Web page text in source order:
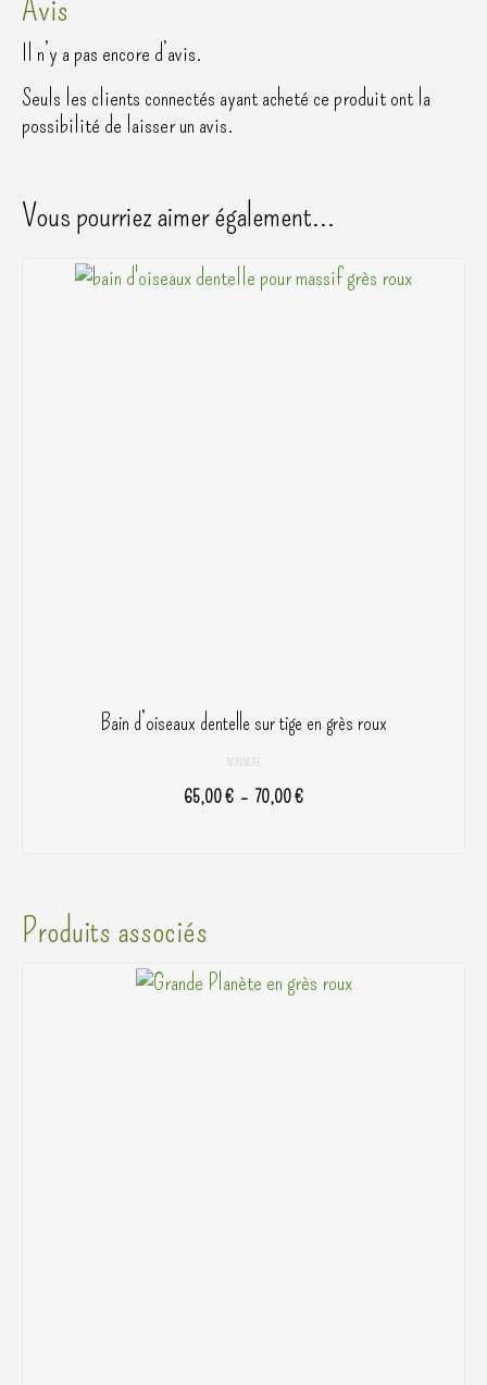
Avis
Il n’y a pas encore d’avis.
Seuls les clients connectés ayant acheté ce produit ont la
possibilité de laisser un avis.
Vous pourriez aimer également…
Bain d’oiseaux dentelle sur tige en grès roux
NON NOTÉ
65,00€ – 70,00€Plage
variations.
Produits associés